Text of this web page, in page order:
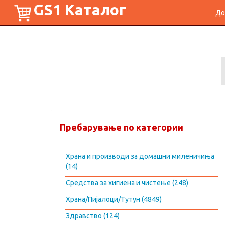
GS1 Каталог
Пребарување по категории
Храна и производи за домашни миленичиња
(14)
Средства за хигиена и чистење (248)
Храна/Пијалоци/Тутун (4849)
Здравство (124)